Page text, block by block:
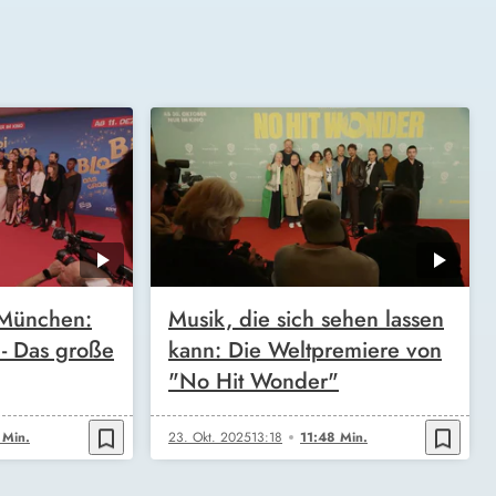
Das große
bookmark_border
Musik, die sich sehen lassen
kann: Die Weltpremiere von
"No Hit Wonder"
23. Okt. 202513:18 11:48 Min. bookmark_border